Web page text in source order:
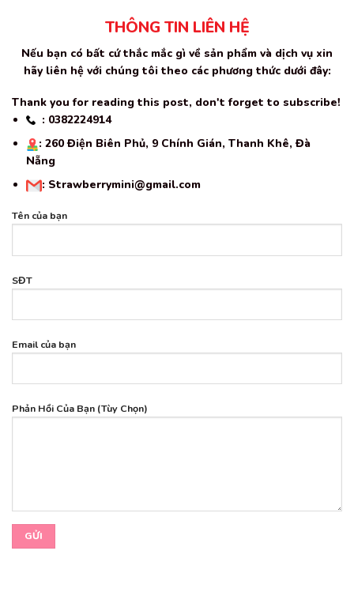
THÔNG TIN LIÊN HỆ
Nếu bạn có bất cứ thắc mắc gì về sản phẩm và dịch vụ xin
hãy liên hệ với chúng tôi theo các phương thức dưới đây:
Thank you for reading this post, don't forget to subscribe!
: 0382224914
: 260 Điện Biên Phủ, 9 Chính Gián, Thanh Khê, Đà
Nẵng
: Strawberrymini@gmail.com
Tên của bạn
SĐT
Email của bạn
Phản Hồi Của Bạn (Tùy Chọn)